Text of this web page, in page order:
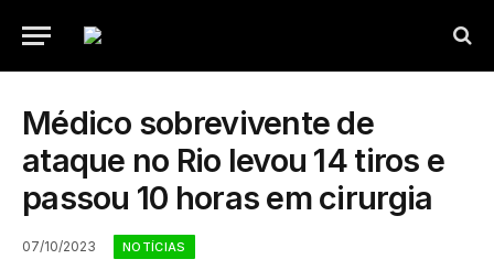
Médico sobrevivente de
ataque no Rio levou 14 tiros e
passou 10 horas em cirurgia
07/10/2023 NOTÍCIAS